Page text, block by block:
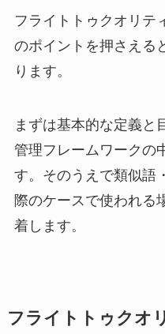
フライトトゥクオリテ
のポイントを押さえる
ります。
まずは基本的な定義と
管理フレームワークの
す。そのうえで類似語
際のケースで使われる
着します。
フライトトゥクオ